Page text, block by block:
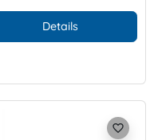
Details
favorite_border